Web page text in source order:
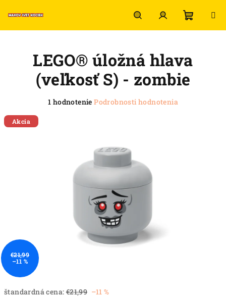
na
HľadaťPrihlásenie
košík
štandardná cena: €21,99 –11 %
LEGO® úložná hlava
(veľkosť S) - zombie
Priemerné
hviezdičiek.
1 hodnotenie Podrobnosti hodnotenia
Akcia
€21,99
–11 %